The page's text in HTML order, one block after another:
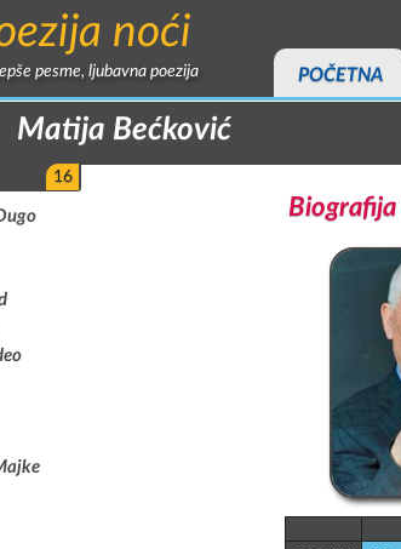
noći
POČETNA
Matija Bećković
16
pesme, ljubavna poezija